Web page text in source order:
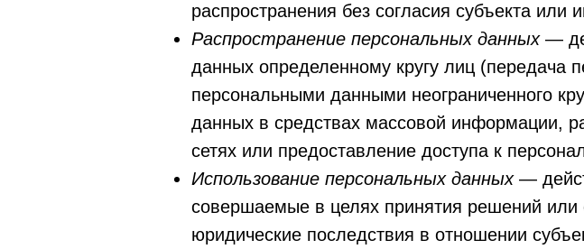
распространения без согласия субъекта или
Распространение персональных данных —
данных определенному кругу лиц (передача
персональными данными неограниченного
данных в средствах массовой информации,
сетях или предоставление доступа к
Использование персональных данных—
совершаемые в целях принятия решений
юридические последствия в отношении